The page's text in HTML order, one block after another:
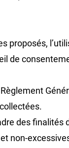
proposés,
de
des
non-